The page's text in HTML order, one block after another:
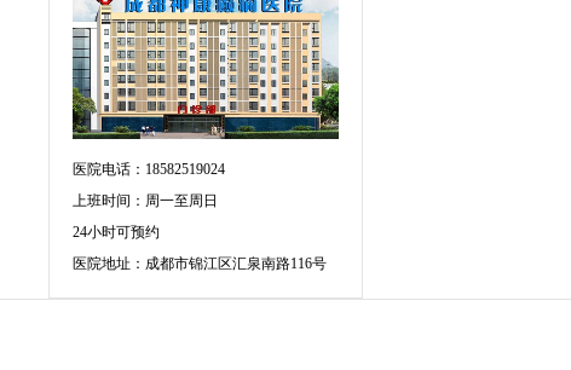
医院电话：18582519024
上班时间：周一至周日
24小时可预约
医院地址：成都市锦江区汇泉南路116号